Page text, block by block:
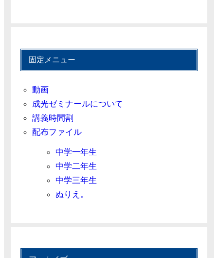
固定メニュー
動画
成光ゼミナールについて
講義時間割
配布ファイル
中学一年生
中学二年生
中学三年生
ぬりえ。